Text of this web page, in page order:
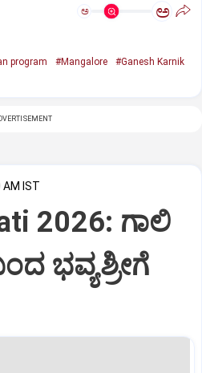
ಅ ಅ
program #Mangalore
#Ganesh Karnik
AM IST
2026: ಗಾಲಿ
ಭವ್ಯಶ್ರೀಗೆ